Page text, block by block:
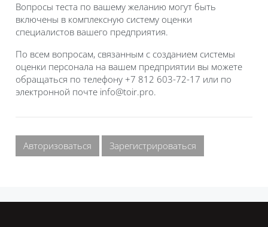
Вопросы теста по вашему желанию могут быть
включены в комплексную систему оценки
специалистов вашего предприятия.
По всем вопросам, связанным с созданием системы
оценки персонала на вашем предприятии вы можете
обращаться по телефону +7 812 603-72-17 или по
электронной почте info@toir.pro.
Авторизоваться Зарегистрироваться